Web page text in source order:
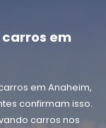
em
em Anaheim,
confirmam isso.
carros nos